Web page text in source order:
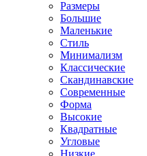
Размеры
Большие
Маленькие
Стиль
Минимализм
Классические
Скандинавские
Современные
Форма
Высокие
Квадратные
Угловые
Низкие